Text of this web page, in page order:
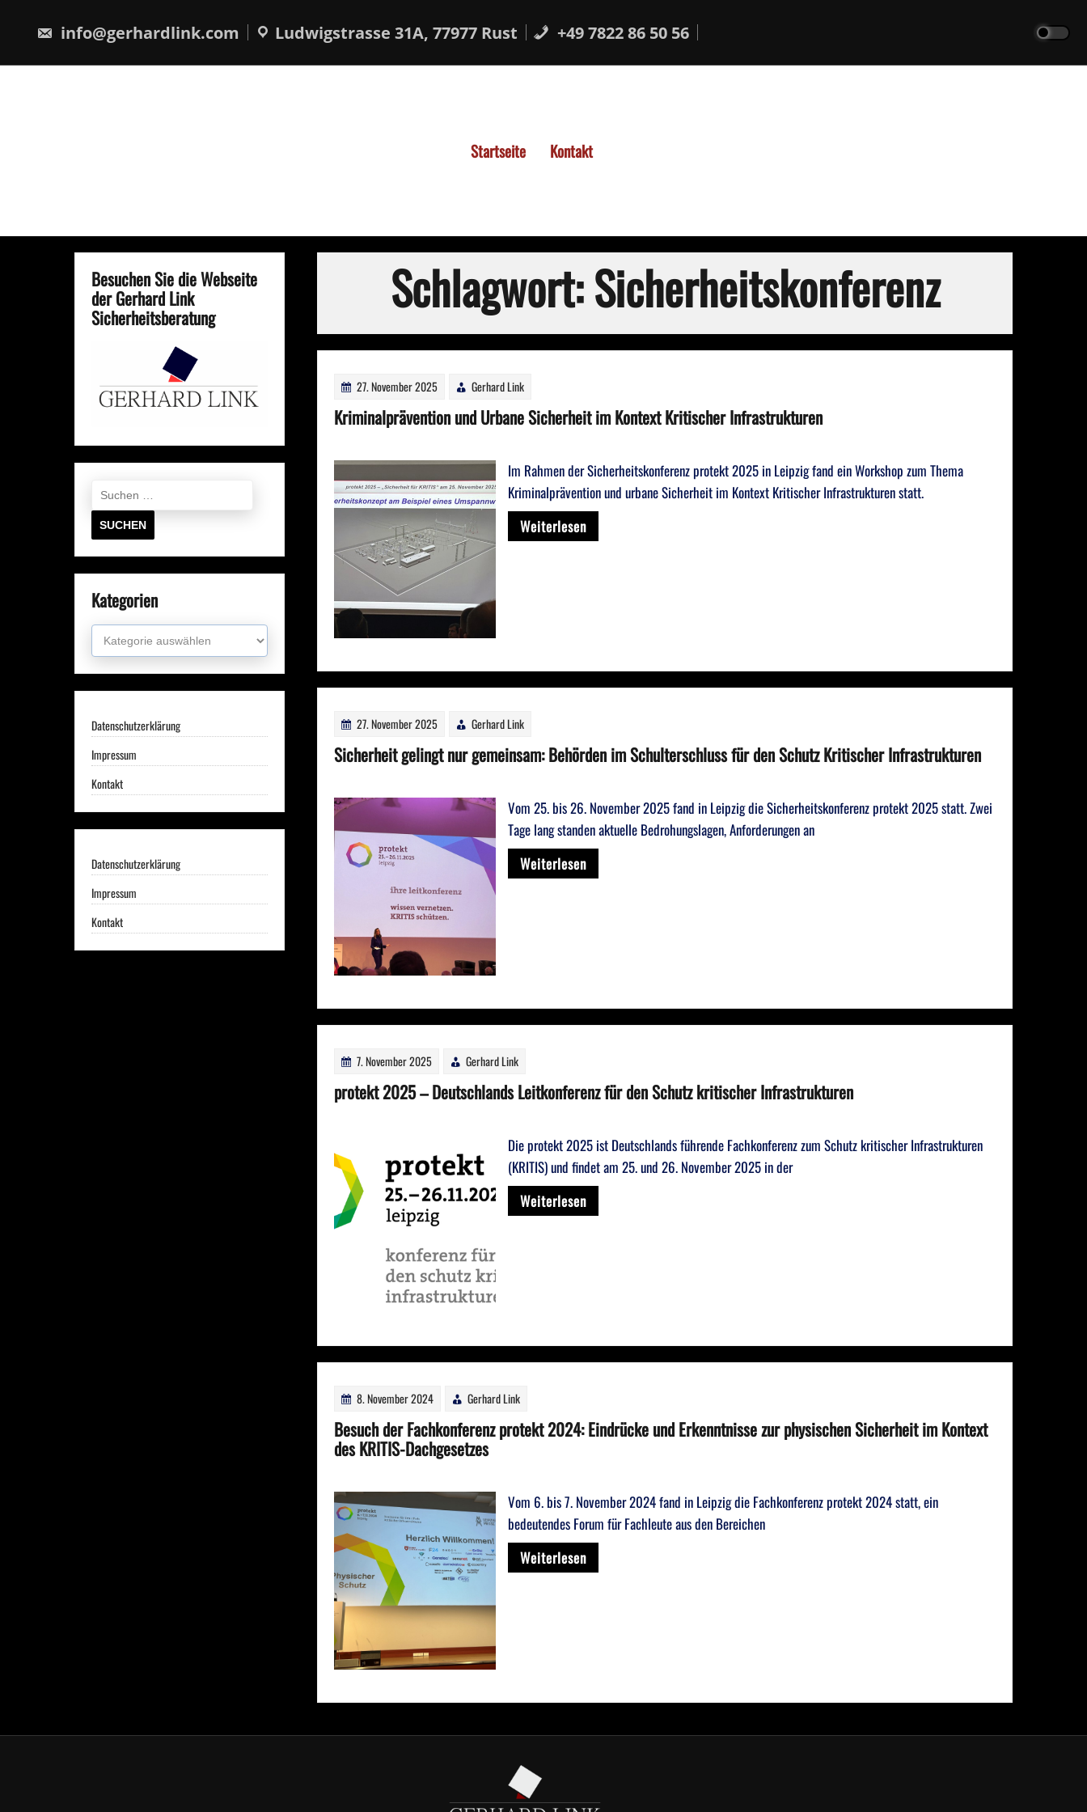
info@gerhardlink.com Ludwigstrasse 31A, 77977 Rust +49 7822 86 50 56
Startseite Kontakt
Schlagwort:Sicherheitskonferenz
27. November 2025 Gerhard Link
Kriminalprävention und Urbane Sicherheit im Kontext Kritischer Infrastrukturen
Im Rahmen der Sicherheitskonferenz protekt 2025 in Leipzig fand ein Workshop zum Thema
Kriminalprävention und urbane Sicherheit im Kontext Kritischer Infrastrukturen statt.
Weiterlesen
27. November 2025 Gerhard Link
Sicherheit gelingt nur gemeinsam: Behörden im Schulterschluss für den Schutz Kritischer Infrastrukturen
Vom 25. bis 26. November 2025 fand in Leipzig die Sicherheitskonferenz protekt 2025 statt. Zwei
Tage lang standen aktuelle Bedrohungslagen, Anforderungen an
Weiterlesen
7. November 2025 Gerhard Link
protekt 2025 – Deutschlands Leitkonferenz für den Schutz kritischer Infrastrukturen
Die protekt 2025 ist Deutschlands führende Fachkonferenz zum Schutz kritischer Infrastrukturen
(KRITIS) und findet am 25. und 26. November 2025 in der
Weiterlesen
8. November 2024 Gerhard Link
Besuch der Fachkonferenz protekt 2024: Eindrücke und Erkenntnisse zur physischen Sicherheit im Kontext
des KRITIS-Dachgesetzes
Vom 6. bis 7. November 2024 fand in Leipzig die Fachkonferenz protekt 2024 statt, ein
bedeutendes Forum für Fachleute aus den Bereichen
Weiterlesen
Besuchen Sie die Webseite
der Gerhard Link
Sicherheitsberatung
nach:
Kategorien
Kategorien
Datenschutzerklärung
Impressum
Kontakt
Datenschutzerklärung
Impressum
Kontakt